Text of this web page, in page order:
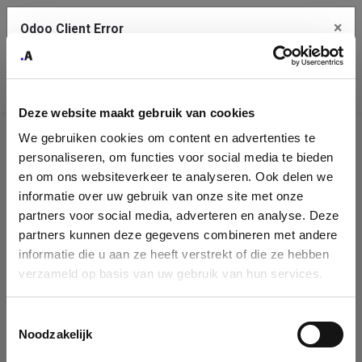
Deze website maakt gebruik van cookies
We gebruiken cookies om content en advertenties te
personaliseren, om functies voor social media te bieden
en om ons websiteverkeer te analyseren. Ook delen we
informatie over uw gebruik van onze site met onze
partners voor social media, adverteren en analyse. Deze
partners kunnen deze gegevens combineren met andere
informatie die u aan ze heeft verstrekt of die ze hebben
verzameld op basis van uw gebruik van hun services.
Noodzakelijk
Company
Identification
Please fill in your company details
You can search a company in our database by name, VAT or
enterprise ID. When a company is selected it will auto-complete the
form. If you don't find your company in our database, you can create
Odoo Client Error ×
service.
See details
Ok